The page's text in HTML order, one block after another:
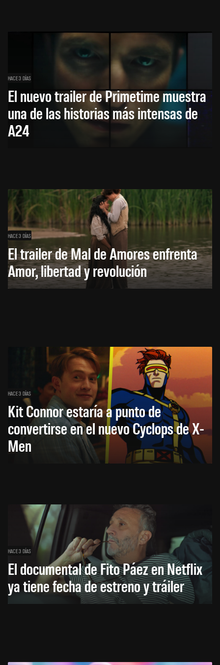
HACE 3 DÍAS
El nuevo trailer de Primetime muestra
una de las historias más intensas de
A24
HACE 3 DÍAS
El trailer de Mal de Amores enfrenta
Amor, libertad y revolución
HACE 3 DÍAS
Kit Connor estaría a punto de
convertirse en el nuevo Cyclops de X-
Men
HACE 3 DÍAS
El documental de Fito Páez en Netflix
ya tiene fecha de estreno y tráiler